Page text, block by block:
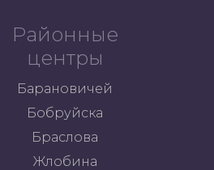
Районные
центры
Барановичей
Бобруйска
Браслова
Жлобина